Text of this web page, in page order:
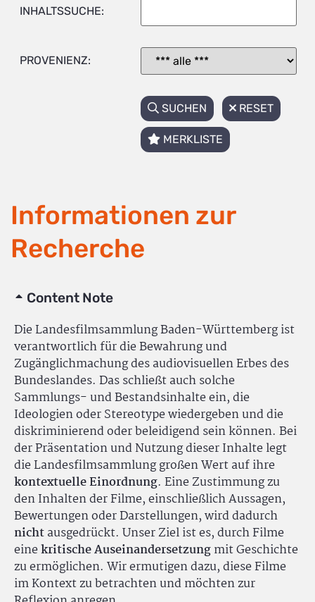
INHALTSSUCHE:
PROVENIENZ:
SUCHEN RESET
MERKLISTE
Informationen zur
Recherche
Content Note
Die Landesfilmsammlung Baden-Württemberg ist
verantwortlich für die Bewahrung und
Zugänglichmachung des audiovisuellen Erbes des
Bundeslandes. Das schließt auch solche
Sammlungs- und Bestandsinhalte ein, die
Ideologien oder Stereotype wiedergeben und die
diskriminierend oder beleidigend sein können. Bei
der Präsentation und Nutzung dieser Inhalte legt
die Landesfilmsammlung großen Wert auf ihre
kontextuelle Einordnung. Eine Zustimmung zu
den Inhalten der Filme, einschließlich Aussagen,
Bewertungen oder Darstellungen, wird dadurch
nichtausgedrückt. Unser Ziel ist es, durch Filme
einekritische Auseinandersetzungmit Geschichte
zu ermöglichen. Wir ermutigen dazu, diese Filme
im Kontext zu betrachten und möchten zur